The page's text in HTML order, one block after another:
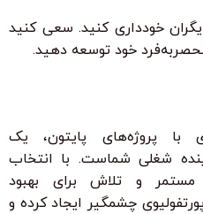
خودداری کنید. سعی کنید
خود توسعه دهید.
با پروژه‌های پایتون، یک
شغلی شماست. با انتخاب
مستمر و تلاش برای بهبود
چشمگیر ایجاد کرده و